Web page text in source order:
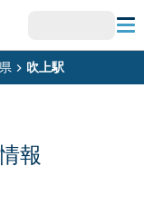
吹上駅
報